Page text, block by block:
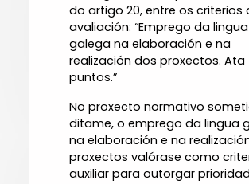
do artigo 20, entre os criterios
avaliación: “Emprego da lingua
galega na elaboración e na
realización dos proxectos. Ata
puntos.”
No proxecto normativo
ditame, o emprego da lingua
na elaboración e na
proxectos valórase como
auxiliar para outorgar